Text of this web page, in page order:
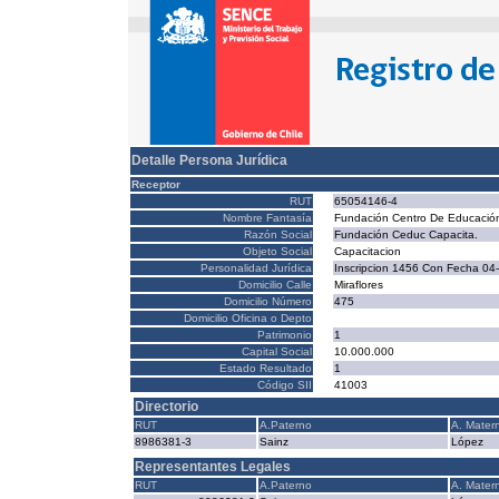
Detalle Persona Jurídica
Receptor
RUT
65054146-4
Nombre Fantasía
Fundación Centro De
Razón Social
Fundación Ceduc Capacita.
Objeto Social
Capacitacion
Personalidad Jurídica
Inscripcion 1456 Con Fecha
Domicilio Calle
Miraflores
Domicilio Número
475
Domicilio Oficina o Depto
Patrimonio
1
Capital Social
10.000.000
Estado Resultado
1
Código SII
41003
Directorio
RUT A.Paterno
A.
8986381-3
Sainz López
Representantes Legales
RUT A.Paterno
A.